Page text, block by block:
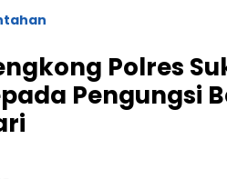
Polres
Pengungsi